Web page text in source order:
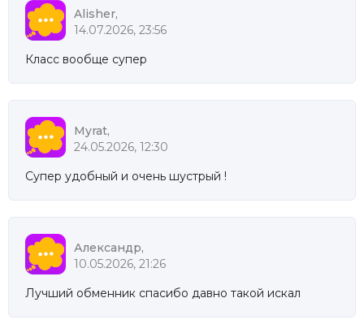
Alisher,
14.07.2026, 23:56
Класс вообще супер
Myrat,
24.05.2026, 12:30
Супер удобный и очень шустрый !
Александр,
10.05.2026, 21:26
Лучший обменник спасибо давно такой искал